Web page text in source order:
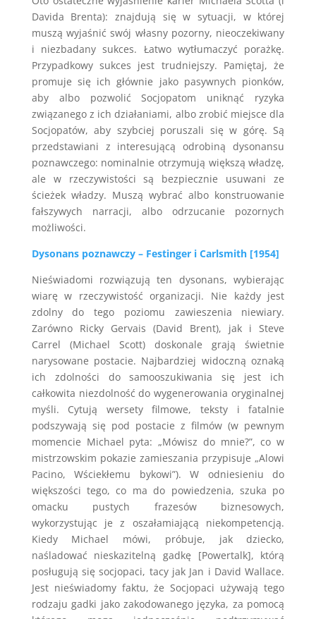
Davida Brenta): znajdują się w sytuacji, w której
muszą wyjaśnić swój własny pozorny, nieoczekiwany
i niezbadany sukces. Łatwo wytłumaczyć porażkę.
Przypadkowy sukces jest trudniejszy. Pamiętaj, że
promuje się ich głównie jako pasywnych pionków,
aby albo pozwolić Socjopatom uniknąć ryzyka
związanego z ich działaniami, albo zrobić miejsce dla
Socjopatów, aby szybciej poruszali się w górę. Są
przedstawiani z interesującą odrobiną dysonansu
poznawczego: nominalnie otrzymują większą władzę,
ale w rzeczywistości są bezpiecznie usuwani ze
ścieżek władzy. Muszą wybrać albo konstruowanie
fałszywych narracji, albo odrzucanie pozornych
możliwości.
Dysonans poznawczy – Festinger i Carlsmith [1954]
Nieświadomi rozwiązują ten dysonans, wybierając
wiarę w rzeczywistość organizacji. Nie każdy jest
zdolny do tego poziomu zawieszenia niewiary.
Zarówno Ricky Gervais (David Brent), jak i Steve
Carrel (Michael Scott) doskonale grają świetnie
narysowane postacie. Najbardziej widoczną oznaką
ich zdolności do samooszukiwania się jest ich
całkowita niezdolność do wygenerowania oryginalnej
myśli. Cytują wersety filmowe, teksty i fatalnie
podszywają się pod postacie z filmów (w pewnym
momencie Michael pyta: „Mówisz do mnie?”, co w
mistrzowskim pokazie zamieszania przypisuje „Alowi
Pacino, Wściekłemu bykowi”). W odniesieniu do
większości tego, co ma do powiedzenia, szuka po
omacku pustych frazesów biznesowych,
wykorzystując je z oszałamiającą niekompetencją.
Kiedy Michael mówi, próbuje, jak dziecko,
naśladować nieskazitelną gadkę [Powertalk], którą
posługują się socjopaci, tacy jak Jan i David Wallace.
Jest nieświadomy faktu, że Socjopaci używają tego
rodzaju gadki jako zakodowanego języka, za pomocą